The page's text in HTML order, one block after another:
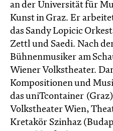
an der Universität für
Kunst in Graz. Er
das Sandy Lopicic
Zettl und Saedi. Nach
Bühnenmusiker am
Wiener Volkstheater.
Kompositionen und
das uniTcontainer
Volkstheater Wien,
Kretakör Szinhaz